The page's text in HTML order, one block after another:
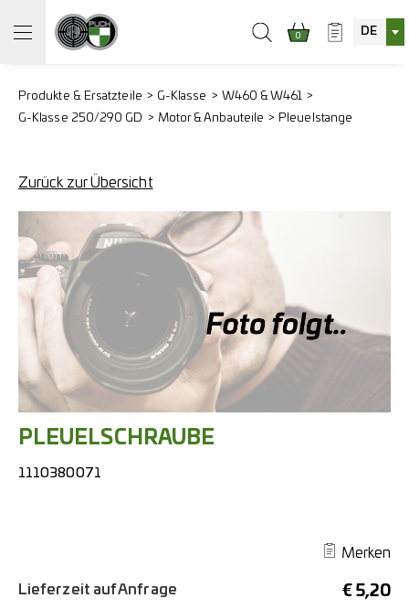
0 DE
Produkte & Ersatzteile G-Klasse
W460 & W461
G-Klasse 250/290 GD
Motor & Anbauteile Pleuelstange
Zurück zur Übersicht
PLEUELSCHRAUBE
1110380071
Merken
€ 5,20
Lieferzeit auf Anfrage